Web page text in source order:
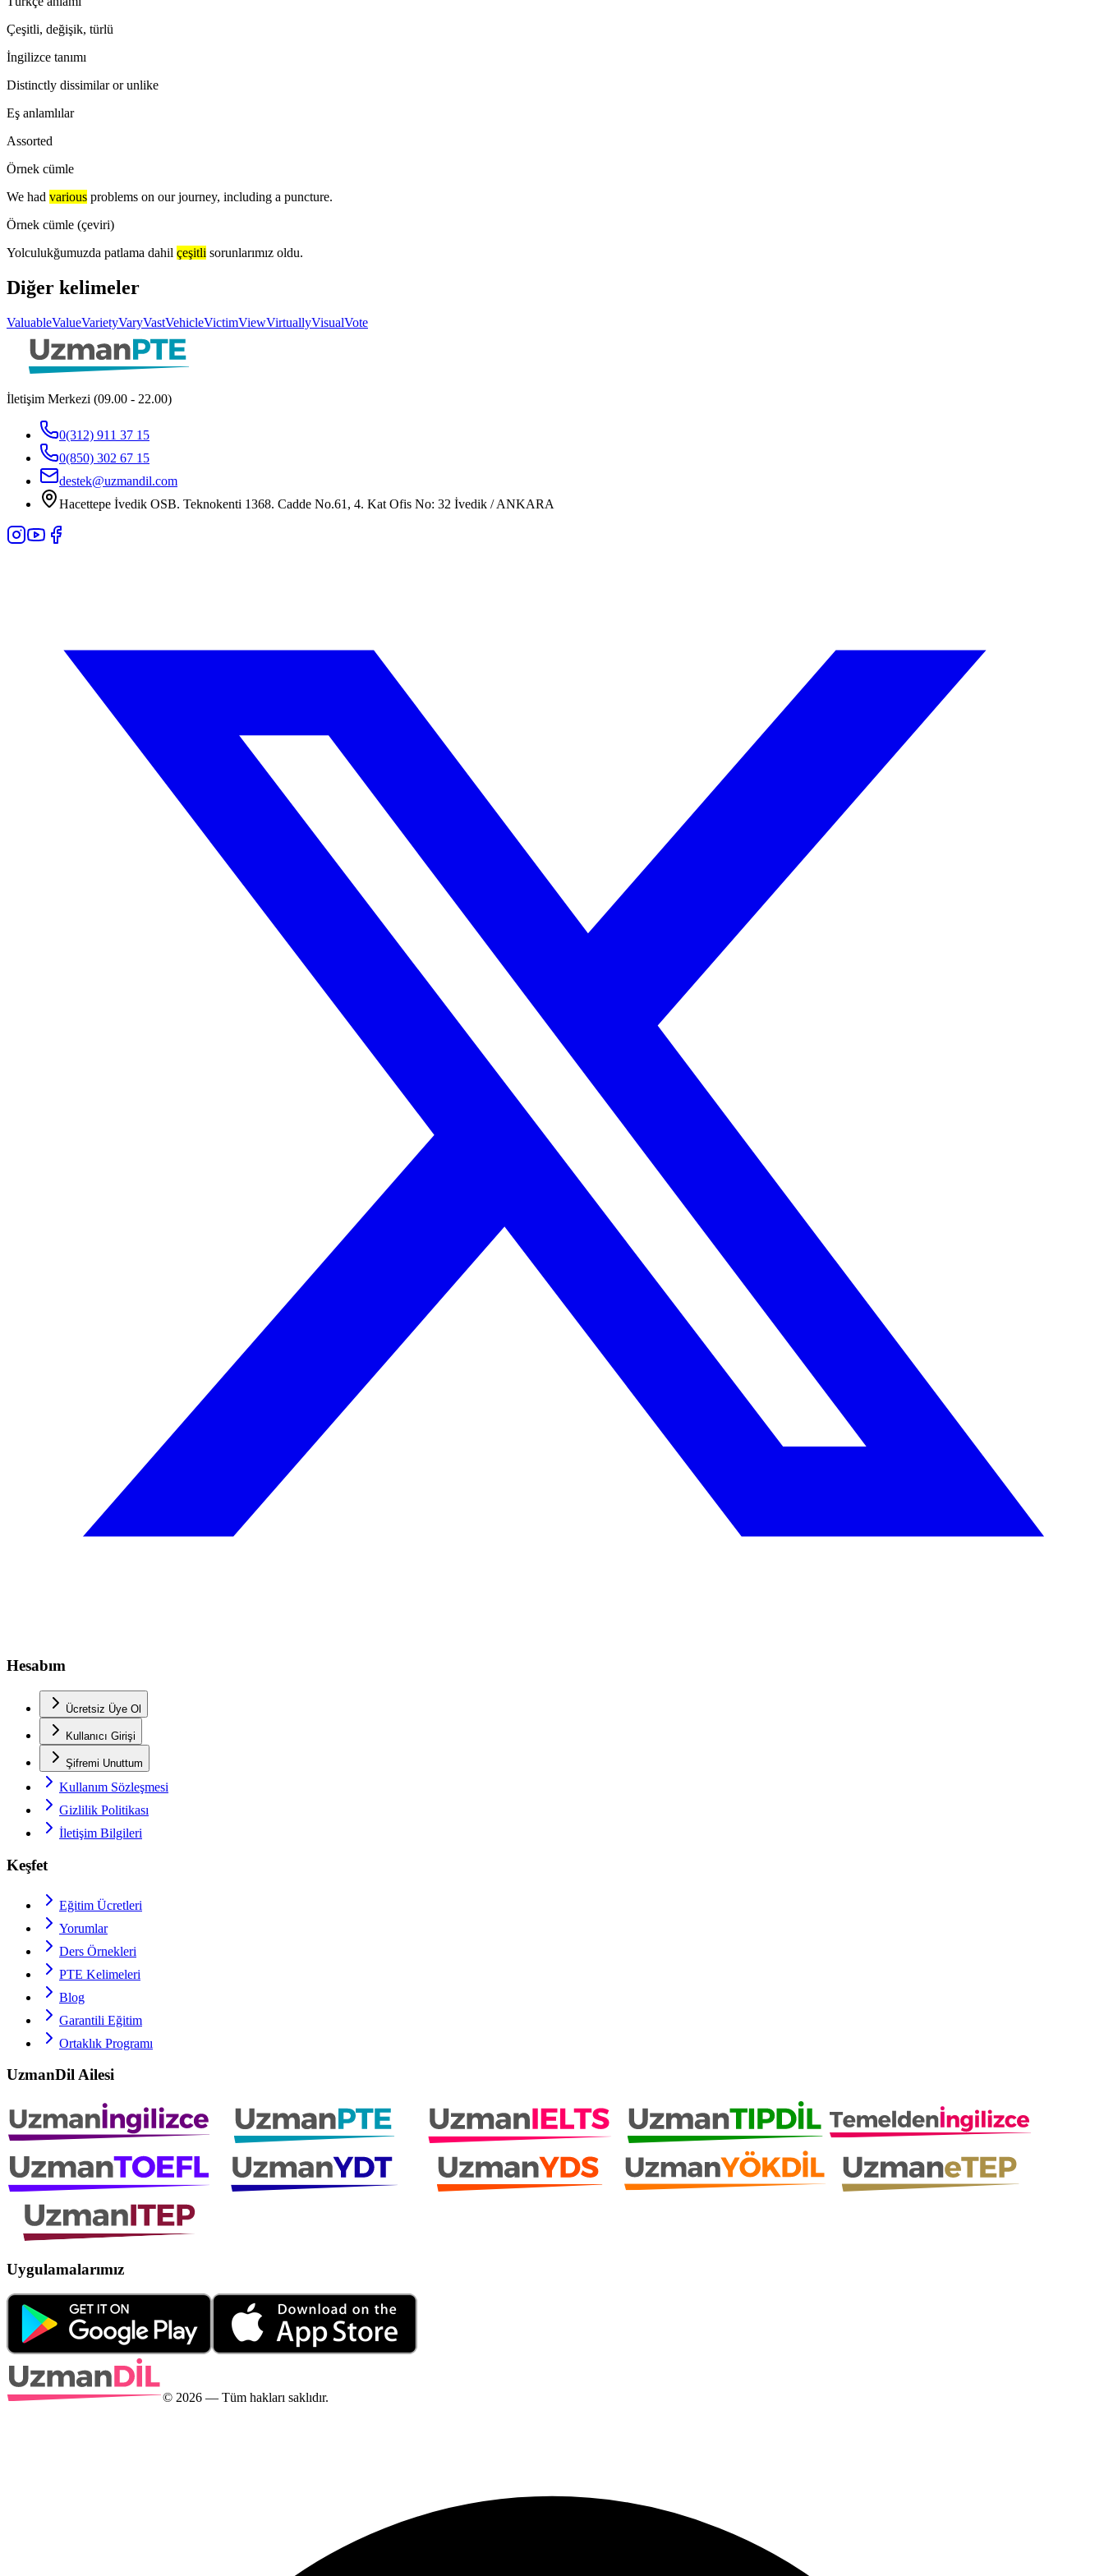
Çeşitli, değişik, türlü
İngilizce tanımı
Distinctly dissimilar or unlike
Eş anlamlılar
Assorted
Örnek cümle
We had various problems on our journey, including a puncture.
Örnek cümle (çeviri)
Yolculukğumuzda patlama dahil çeşitli sorunlarımız oldu.
Diğer kelimeler
ValuableValueVarietyVaryVastVehicleVictimViewVirtuallyVisualVote
İletişim Merkezi (09.00 - 22.00)
0(312) 911 37 15
0(850) 302 67 15
destek@uzmandil.com
Hacettepe İvedik OSB. Teknokenti 1368. Cadde No.61, 4. Kat Ofis No: 32 İvedik / ANKARA
Hesabım
Ücretsiz Üye Ol
Kullanıcı Girişi
Şifremi Unuttum
Kullanım Sözleşmesi
Gizlilik Politikası
İletişim Bilgileri
Keşfet
Eğitim Ücretleri
Yorumlar
Ders Örnekleri
PTE Kelimeleri
Blog
Garantili Eğitim
Ortaklık Programı
UzmanDil Ailesi
Uygulamalarımız
© 2026 — Tüm hakları saklıdır.